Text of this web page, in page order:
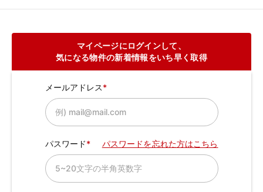
マイページにログインして、
気になる物件の新着情報をいち早く取得
メールアドレス
パスワード パスワードを忘れた方はこちら